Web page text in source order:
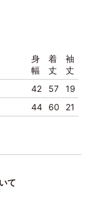
身
幅
着
丈
袖
丈
42 57
19
44 60 21
て